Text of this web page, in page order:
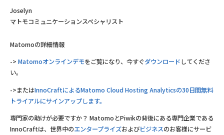
Joselyn
マトモコミュニケーションスペシャリスト
Matomoの詳細情報
-> Matomoオンラインデモをご覧になり、今すぐダウンロードしてくださ
い。
->またはInnoCraftによるMatomo Cloud Hosting Analyticsの30日間無料
トライアルにサインアップします。
専門家の助けが必要ですか？ MatomoとPiwikの背後にある専門企業である
InnoCraftは、世界中のエンタープライズおよびビジネスのお客様にサービ